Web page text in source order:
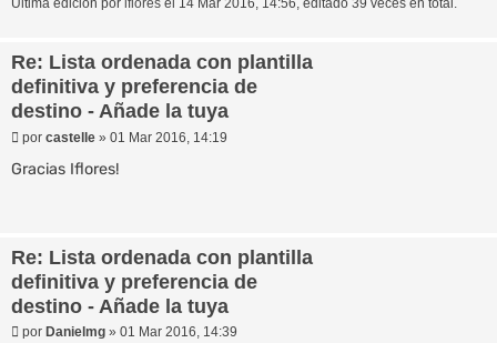
Última edición por iflores el 14 Mar 2016, 14:56, editado 39 veces en total.
Re: Lista ordenada con plantilla
definitiva y preferencia de
destino - Añade la tuya
M
n
por castelle » 01 Mar 2016, 14:19
Gracias Iflores!
Re: Lista ordenada con plantilla
definitiva y preferencia de
destino - Añade la tuya
M
por Danielmg » 01 Mar 2016, 14:39